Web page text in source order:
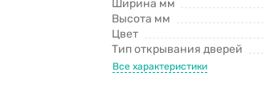
Ширина мм
Высота мм
Цвет
Тип открывания дверей
Все характеристики